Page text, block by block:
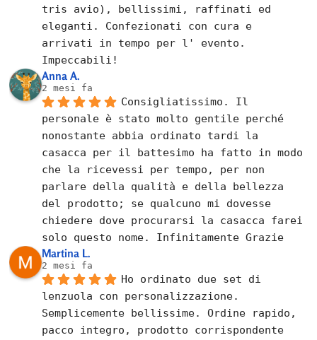
tris avio), bellissimi, raffinati ed
eleganti. Confezionati con cura e
arrivati in tempo per l' evento.
Impeccabili!
Anna A.
2 mesi fa
Consigliatissimo. Il
personale è stato molto gentile perché
nonostante abbia ordinato tardi la
casacca per il battesimo ha fatto in modo
che la ricevessi per tempo, per non
parlare della qualità e della bellezza
del prodotto; se qualcuno mi dovesse
chiedere dove procurarsi la casacca farei
solo questo nome. Infinitamente Grazie
Martina L.
2 mesi fa
Ho ordinato due set di
lenzuola con personalizzazione.
Semplicemente bellissime. Ordine rapido,
pacco integro, prodotto corrispondente